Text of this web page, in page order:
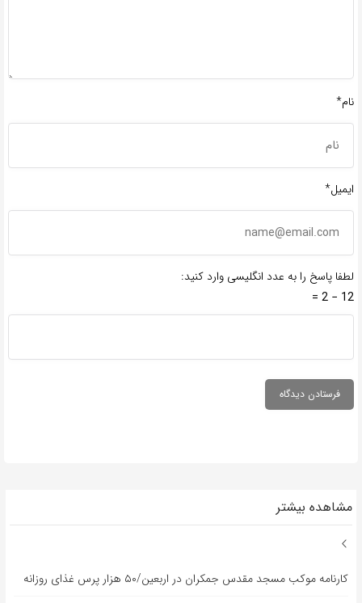
نام*
ایمیل*
لطفا پاسخ را به عدد انگلیسی وارد کنید:
12 − 2 =
مشاهده بیشتر
کارنامه موکب مسجد مقدس جمکران در اربعین/۵۰ هزار پرس غذای روزانه